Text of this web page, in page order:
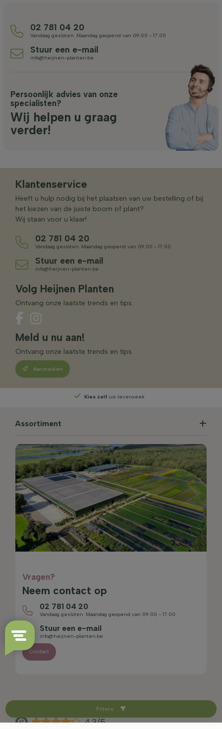
Filters
02 781 04 20
Vandaag gesloten. Maandag geopend van 09:00 - 17:00
Stuur een e-mail
info@heijnen-planten.be
Persoonlijk advies van onze
specialisten?
Wij helpen u graag
verder!
Klantenservice
Heeft u hulp nodig bij het plaatsen van uw bestelling of bij
het kiezen van de juiste boom of plant?
Wij staan voor u klaar!
02 781 04 20
Vandaag gesloten. Maandag geopend van 09:00 - 17:00
Stuur een e-mail
info@heijnen-planten.be
Volg Heijnen Planten
Ontvang onze laatste trends en tips.
Meld u nu aan!
Ontvang onze laatste trends en tips.
Aanmelden
Kies zelf uw leverweek
Assortiment
Vragen?
Neem contact op
02 781 04 20
Vandaag gesloten. Maandag geopend van 09:00 - 17:00
Stuur een e-mail
info@heijnen-planten.be
Contact
4.3/5